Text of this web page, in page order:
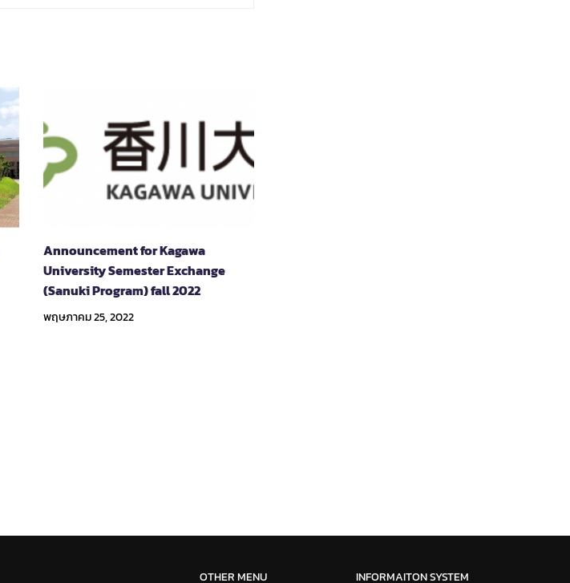
Announcement for Kagawa
University Semester Exchange
(Sanuki Program) fall 2022
พฤษภาคม 25, 2022
OTHER MENU INFORMAITON SYSTEM